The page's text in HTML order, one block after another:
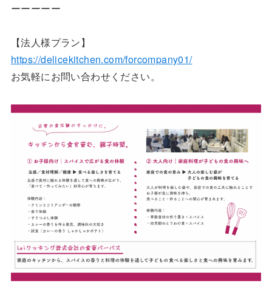
ーーーーー
【法人様プラン】
https://delicekitchen.com/forcompany01/
お気軽にお問い合わせください。